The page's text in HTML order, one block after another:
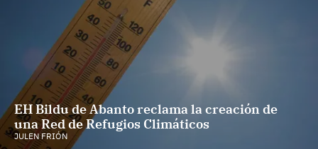
EH Bildu de Abanto reclama la creación de
una Red de Refugios Climáticos
JULEN FRIÓN